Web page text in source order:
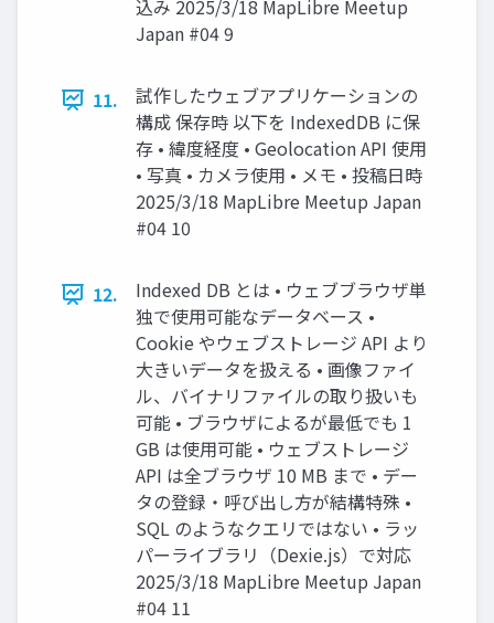
込み 2025/3/18 MapLibre Meetup
Japan #04 9
11.
試作したウェブアプリケーションの
構成 保存時 以下を IndexedDB に保
存 • 緯度経度 • Geolocation API 使用
• 写真 • カメラ使用 • メモ • 投稿日時
2025/3/18 MapLibre Meetup Japan
#04 10
12.
Indexed DB とは • ウェブブラウザ単
独で使用可能なデータベース •
Cookie やウェブストレージ API より
大きいデータを扱える • 画像ファイ
ル、バイナリファイルの取り扱いも
可能 • ブラウザによるが最低でも 1
GB は使用可能 • ウェブストレージ
API は全ブラウザ 10 MB まで • デー
タの登録・呼び出し方が結構特殊 •
SQL のようなクエリではない • ラッ
パーライブラリ（Dexie.js）で対応
2025/3/18 MapLibre Meetup Japan
#04 11